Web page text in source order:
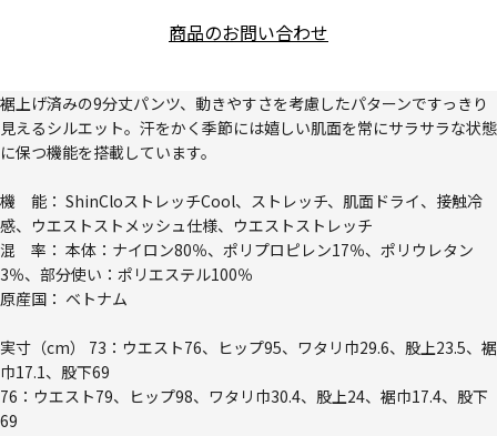
商品のお問い合わせ
裾上げ済みの9分丈パンツ、動きやすさを考慮したパターンですっきり
見えるシルエット。汗をかく季節には嬉しい肌面を常にサラサラな状態
に保つ機能を搭載しています。
機 能： ShinCloストレッチCool、ストレッチ、肌面ドライ、接触冷
感、ウエストストメッシュ仕様、ウエストストレッチ
混 率： 本体：ナイロン80％、ポリプロピレン17％、ポリウレタン
3％、部分使い：ポリエステル100％
原産国： ベトナム
実寸（cm） 73：ウエスト76、ヒップ95、ワタリ巾29.6、股上23.5、裾
巾17.1、股下69
76：ウエスト79、ヒップ98、ワタリ巾30.4、股上24、裾巾17.4、股下
69